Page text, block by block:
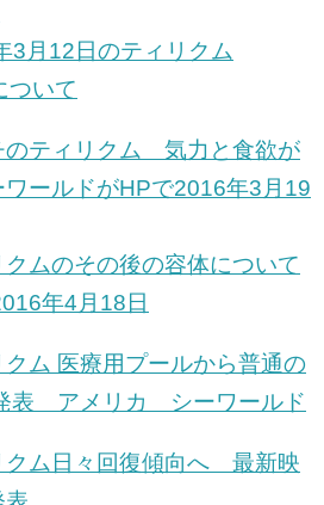
3月12日のティリクム
ついて
のティリクム 気力と食欲が
ールドがHPで2016年3月19
クムのその後の容体について
年4月18日
クム 医療用プールから普通の
表 アメリカ シーワールド
クム日々回復傾向へ 最新映